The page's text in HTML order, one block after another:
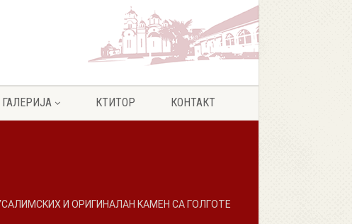
ГАЛЕРИЈА КТИТОР КОНТАКТ
И ОРИГИНАЛАН KАМЕН СА ГОЛГОТЕ